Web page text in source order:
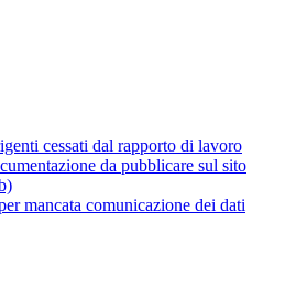
cessati dal rapporto di lavoro
da pubblicare sul sito
mancata comunicazione dei dati